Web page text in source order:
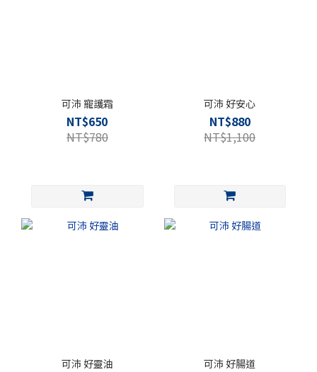
可沛 寵護霜
NT$650
NT$780
可沛 好安心
NT$880
NT$1,100
可沛 好靈油 可沛 好腸道